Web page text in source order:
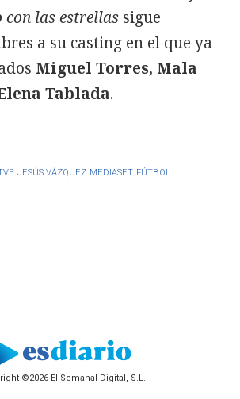
JESÚS VÁZQUEZ MEDIASET FÚTBOL
con las estrellas sigue
a su casting en el que ya
Miguel Torres, Mala
Tablada.
©2026 El Semanal Digital, S.L.